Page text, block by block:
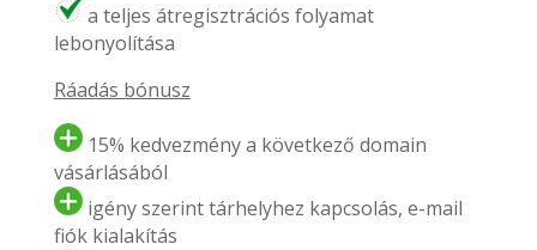
a teljes átregisztrációs folyamat
lebonyolítása
Ráadás bónusz
15% kedvezmény a következő domain
vásárlásából
igény szerint tárhelyhez kapcsolás, e-mail
fiók kialakítás